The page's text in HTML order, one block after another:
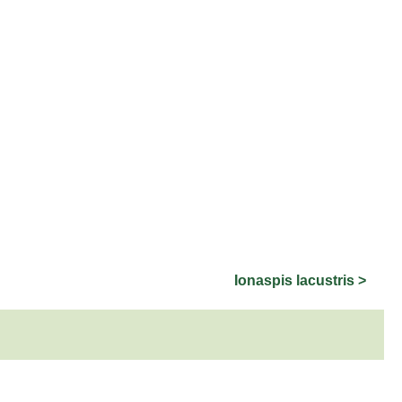
Ionaspis lacustris >